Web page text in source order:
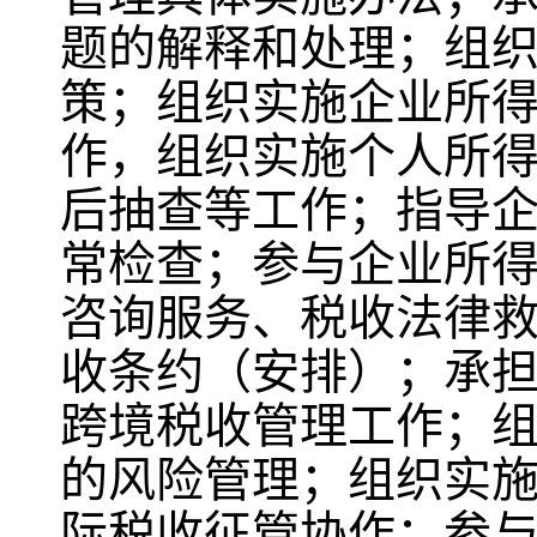
题的解释和处理；组
策；组织实施企业所
作，组织实施个人所
后抽查等工作；指导
常检查；参与企业所
咨询服务、税收法律
收条约（安排）；承
跨境税收管理工作；
的风险管理；组织实